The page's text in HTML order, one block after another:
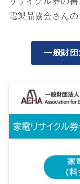
電製品協会さんの
一般財